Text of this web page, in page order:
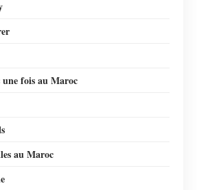
fois au Maroc
au Maroc